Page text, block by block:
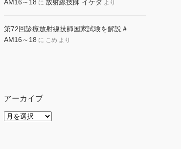
AM16～18 に 放射線技師 イケダ より
第72回診療放射線技師国家試験を解説＃
AM16～18 に こめ より
アーカイブ
ア